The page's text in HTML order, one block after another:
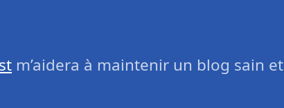
m’aidera à maintenir un blog sain et